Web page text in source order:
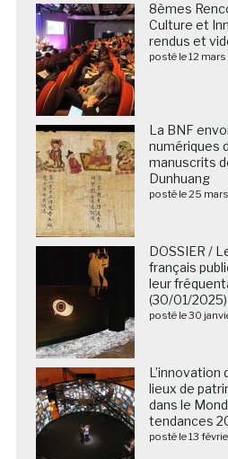
8èmes
Culture et
rendus et
posté le 12
La BNF
numériques
manuscrits
Dunhuang
posté le 25
DOSSIER /
français
leur
(30/01/2025)
posté le 30
lieux de
dans le
tendances
posté le 13